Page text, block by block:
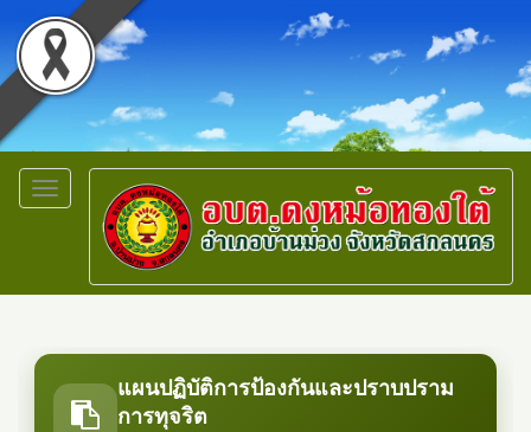
Toggle
navigation
แผนปฏิบัติการป้องกันและปราบปราม
การทุจริต